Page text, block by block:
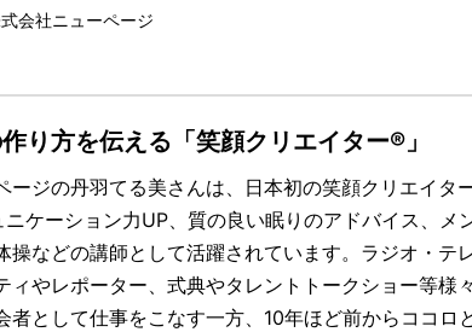
会社ニューページ
り方を伝える「笑顔クリエイター®」
ージの丹羽てる美さんは、日本初の笑顔クリエイタ
ケーション力UP、質の良い眠りのアドバイス、メ
操などの講師として活躍されています。ラジオ・テ
ィやレポーター、式典やタレントトークショー等様々
者として仕事をこなす一方、10年ほど前からココロ